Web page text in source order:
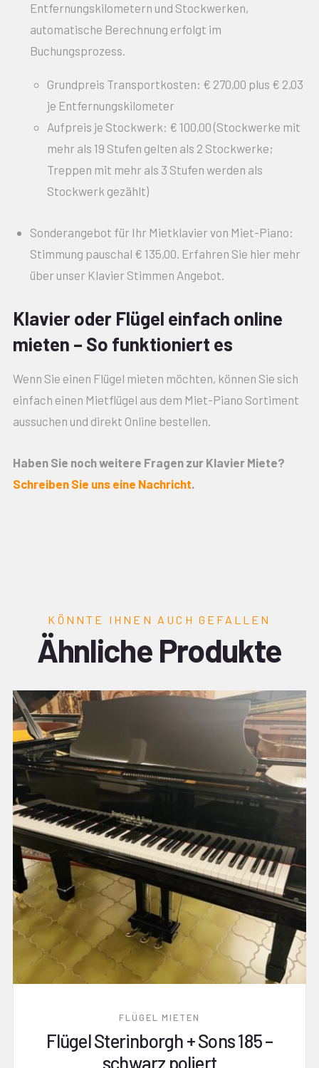
Entfernungskilometern und Stockwerken,
automatische Berechnung erfolgt im
Buchungsprozess.
Grundpreis Transportkosten: € 270,00 plus € 2,03
je Entfernungskilometer
Aufpreis je Stockwerk: € 100,00 (Stockwerke mit
mehr als 19 Stufen gelten als 2 Stockwerke;
Treppen mit mehr als 3 Stufen werden als
Stockwerk gezählt)
Sonderangebot für Ihr Mietklavier von Miet-Piano:
Stimmung pauschal € 135,00. Erfahren Sie hier mehr
über unser Klavier Stimmen Angebot.
Klavier oder Flügel einfach online
mieten – So funktioniert es
Wenn Sie einen Flügel mieten möchten, können Sie sich
einfach einen Mietflügel aus dem Miet-Piano Sortiment
aussuchen und direkt Online bestellen.
Haben Sie noch weitere Fragen zur Klavier Miete?
Schreiben Sie uns eine Nachricht.
KÖNNTE IHNEN AUCH GEFALLEN
Ähnliche Produkte
FLÜGEL MIETEN
Flügel Sterinborgh + Sons 185 –
schwarz poliert